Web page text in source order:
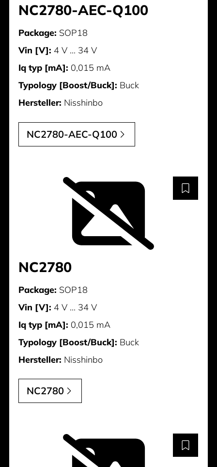
NC2780-AEC-Q100
Package: SOP18
Vin [V]: 4 V ... 34 V
Iq typ [mA]: 0,015 mA
Typology [Boost/Buck]: Buck
Hersteller: Nisshinbo
NC2780-AEC-Q100
NC2780
Package: SOP18
Vin [V]: 4 V ... 34 V
Iq typ [mA]: 0,015 mA
Typology [Boost/Buck]: Buck
Hersteller: Nisshinbo
NC2780